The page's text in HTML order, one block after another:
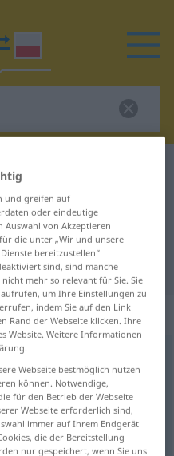
für
Übersetzung
Verb
anklicken/antippen)
angażować
und greifen auf
oder eindeutige
Auswahl von Akzeptieren
die unter „Wir und unsere
bereitzustellen“
sind, sind manche
mehr so relevant für Sie. Sie
um Ihre Einstellungen zu
indem Sie auf den Link
Rand der Webseite klicken. Ihre
Website. Weitere Informationen
Webseite bestmöglich nutzen
können. Notwendige,
für den Betrieb der Webseite
Webseite erforderlich sind,
immer auf Ihrem Endgerät
die der Bereitstellung
nur gespeichert, wenn Sie uns